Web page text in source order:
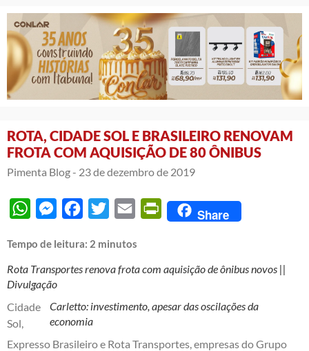
ROTA, CIDADE SOL E BRASILEIRO RENOVAM
FROTA COM AQUISIÇÃO DE 80 ÔNIBUS
Pimenta Blog - 23 de dezembro de 2019
WhatsAppMessengerFacebook
Twitter Email PrintFriendly
Share
Tempo de leitura: 2 minutos
Rota Transportes renova frota com aquisição de ônibus novos ||
Divulgação
Carletto: investimento, apesar das oscilações da
economia
Cidade
Sol,
Expresso Brasileiro e Rota Transportes, empresas do Grupo